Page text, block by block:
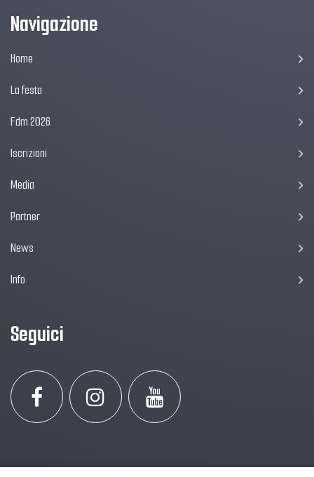
Navigazione
Home
La festa
Fdm 2026
Iscrizioni
Media
Partner
News
Info
Seguici